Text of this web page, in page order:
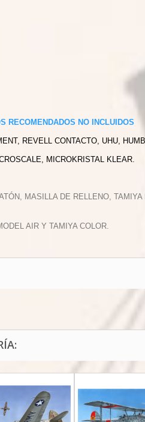
RECOMENDADOS NO INCLUIDOS
REVELL CONTACTO, UHU,
MICROKRISTAL KLEAR.
MASILLA DE RELLENO,
AIR Y TAMIYA COLOR.